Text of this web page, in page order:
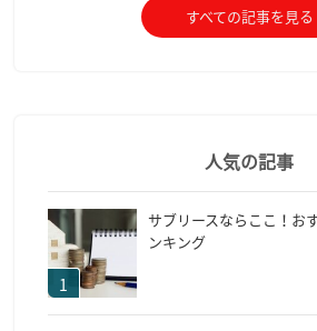
すべての記事を見る
人気の記事
サブリースならここ！お
ンキング